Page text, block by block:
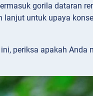
gorila dataran
untuk upaya
periksa apakah Anda